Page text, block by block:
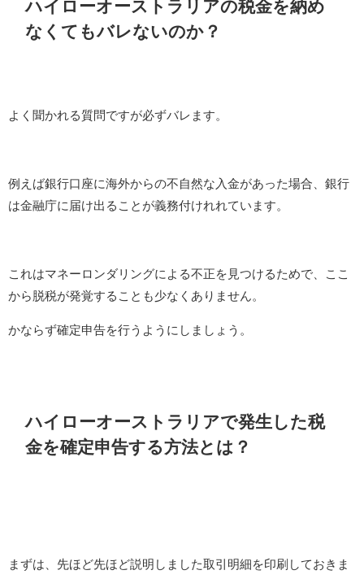
ハイローオーストラリアの税金を納め
なくてもバレないのか？
よく聞かれる質問ですが必ずバレます。
例えば銀行口座に海外からの不自然な入金があった場合、銀行
は金融庁に届け出ることが義務付けれれています。
これはマネーロンダリングによる不正を見つけるためで、ここ
から脱税が発覚することも少なくありません。
かならず確定申告を行うようにしましょう。
ハイローオーストラリアで発生した税
金を確定申告する方法とは？
まずは、先ほど先ほど説明しました取引明細を印刷しておきま